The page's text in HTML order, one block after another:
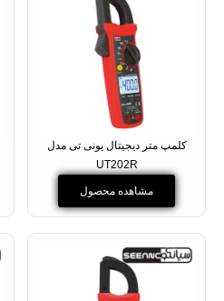
کلمپ متر دیجیتال یونی تی مدل
UT202R
مشاهده محصول